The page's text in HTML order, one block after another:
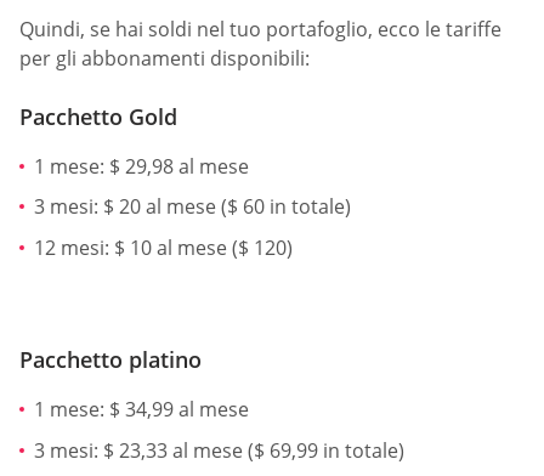
Quindi, se hai soldi nel tuo portafoglio, ecco le tariffe
per gli abbonamenti disponibili:
Pacchetto Gold
1 mese: $ 29,98 al mese
3 mesi: $ 20 al mese ($ 60 in totale)
12 mesi: $ 10 al mese ($ 120)
Pacchetto platino
1 mese: $ 34,99 al mese
3 mesi: $ 23,33 al mese ($ 69,99 in totale)